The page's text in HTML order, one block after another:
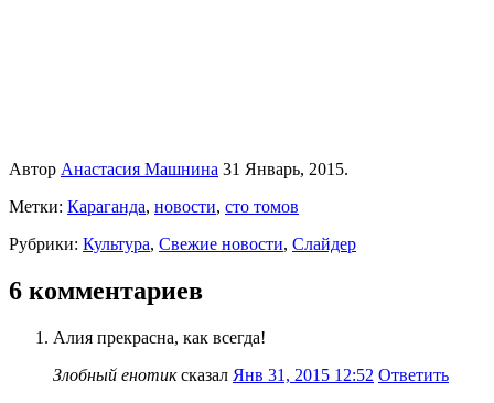
Автор Анастасия Машнина 31 Январь, 2015.
Метки: Караганда, новости, сто томов
Рубрики: Культура, Свежие новости, Слайдер
6 комментариев
Алия прекрасна, как всегда!
Злобный енотиксказал Янв 31, 2015 12:52 Ответить